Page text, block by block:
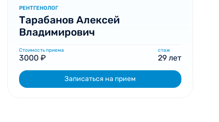
РЕНТГЕНОЛОГ
Тарабанов Алексей
Владимирович
Стоимость приема
3000 ₽
стаж
29 лет
Записаться на прием